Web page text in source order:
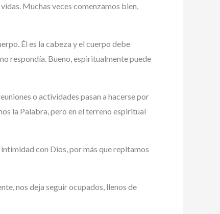
Muchas veces comenzamos bien,
Él es la cabeza y el cuerpo debe
respondía. Bueno, espiritualmente puede
o actividades pasan a hacerse por
la Palabra, pero en el terreno espiritual
con Dios, por más que repitamos
nos deja seguir ocupados, llenos de